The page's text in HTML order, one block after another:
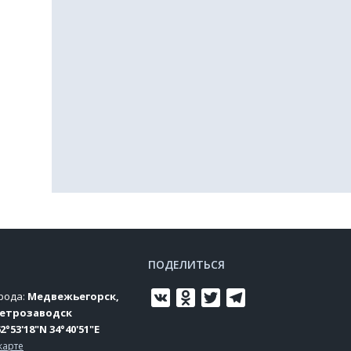
Медвежьегорск,
34°40'51"E
ПОДЕЛИТЬСЯ
VK Odnoklassniki
Twitter